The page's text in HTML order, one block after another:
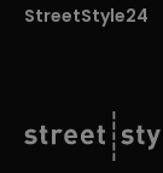
StreetStyle24